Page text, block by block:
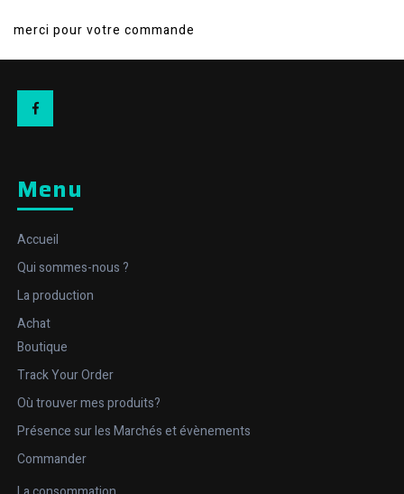
merci pour votre commande
Menu
Accueil
Qui sommes-nous ?
La production
Achat
Boutique
Track Your Order
Où trouver mes produits?
Présence sur les Marchés et évènements
Commander